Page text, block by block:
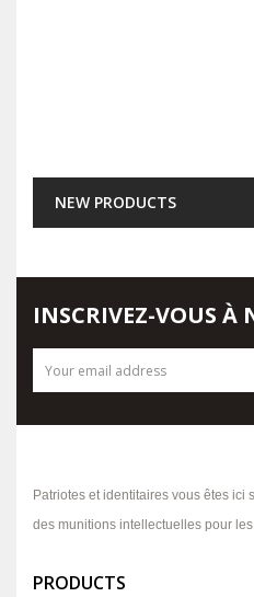
NEW PRODUCTS
Patriotes et identitaires vous êtes ici
des munitions intellectuelles pour
PRODUCTS